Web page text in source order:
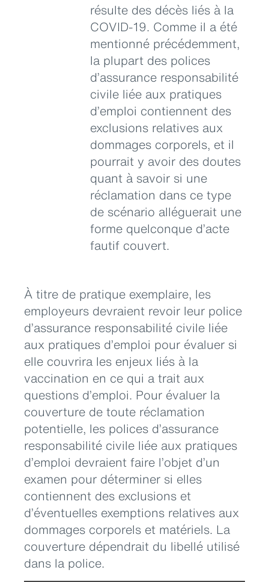
résulte des décès liés à la
COVID-19. Comme il a été
mentionné précédemment,
la plupart des polices
d’assurance responsabilité
civile liée aux pratiques
d’emploi contiennent des
exclusions relatives aux
dommages corporels, et il
pourrait y avoir des doutes
quant à savoir si une
réclamation dans ce type
de scénario alléguerait une
forme quelconque d’acte
fautif couvert.
À titre de pratique exemplaire, les
employeurs devraient revoir leur police
d’assurance responsabilité civile liée
aux pratiques d’emploi pour évaluer si
elle couvrira les enjeux liés à la
vaccination en ce qui a trait aux
questions d’emploi. Pour évaluer la
couverture de toute réclamation
potentielle, les polices d’assurance
responsabilité civile liée aux pratiques
d’emploi devraient faire l’objet d’un
examen pour déterminer si elles
contiennent des exclusions et
d’éventuelles exemptions relatives aux
dommages corporels et matériels. La
couverture dépendrait du libellé utilisé
dans la police.